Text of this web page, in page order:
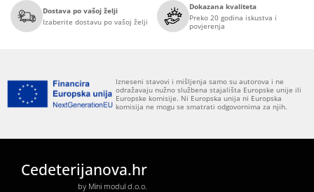
Dostava po vašoj želji
Izaberite dostavu po vašoj želji
Dokazana kvaliteta
Preko 20 godina iskustva i
povjerenja
Izneseni stavovi i mišljenja samo su autorova i ne
odražavaju nužno službena stajališta Europske unije ili
Europske komisije. Ni Europska unija ni Europska
komisija ne mogu se smatrati odgovornima za njih.
Cedeterijanova.hr
by Mini modul d.o.o.